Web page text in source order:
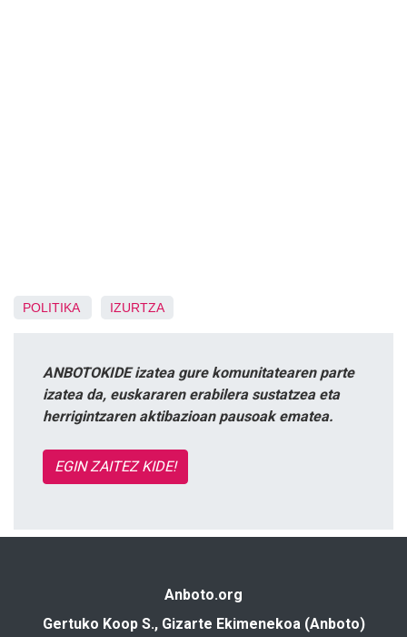
POLITIKA IZURTZA
ANBOTOKIDE izatea gure komunitatearen parte
izatea da, euskararen erabilera sustatzea eta
herrigintzaren aktibazioan pausoak ematea.
EGIN ZAITEZ KIDE!
Anboto.org
Gertuko Koop S., Gizarte Ekimenekoa (Anboto)